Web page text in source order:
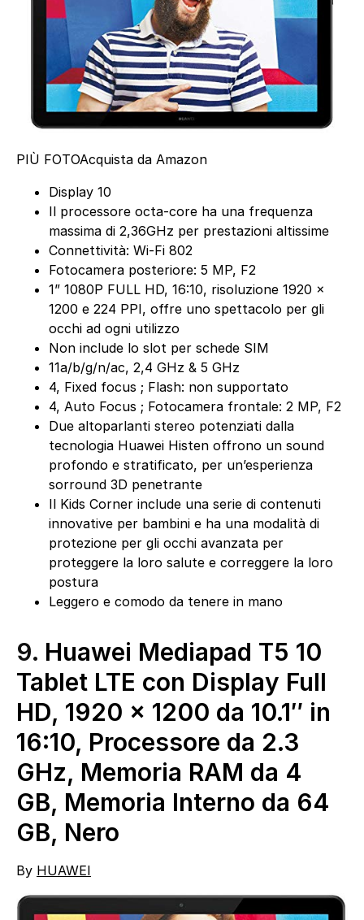
PIÙ FOTOAcquista da Amazon
Display 10
Il processore octa-core ha una frequenza
massima di 2,36GHz per prestazioni altissime
Connettività: Wi-Fi 802
Fotocamera posteriore: 5 MP, F2
1” 1080P FULL HD, 16:10, risoluzione 1920 x
1200 e 224 PPI, offre uno spettacolo per gli
occhi ad ogni utilizzo
Non include lo slot per schede SIM
11a/b/g/n/ac, 2,4 GHz & 5 GHz
4, Fixed focus ; Flash: non supportato
4, Auto Focus ; Fotocamera frontale: 2 MP, F2
Due altoparlanti stereo potenziati dalla
tecnologia Huawei Histen offrono un sound
profondo e stratificato, per un’esperienza
sorround 3D penetrante
Il Kids Corner include una serie di contenuti
innovative per bambini e ha una modalità di
protezione per gli occhi avanzata per
proteggere la loro salute e correggere la loro
postura
Leggero e comodo da tenere in mano
9. Huawei Mediapad T5 10
Tablet LTE con Display Full
HD, 1920 x 1200 da 10.1″ in
16:10, Processore da 2.3
GHz, Memoria RAM da 4
GB, Memoria Interno da 64
GB, Nero
By HUAWEI